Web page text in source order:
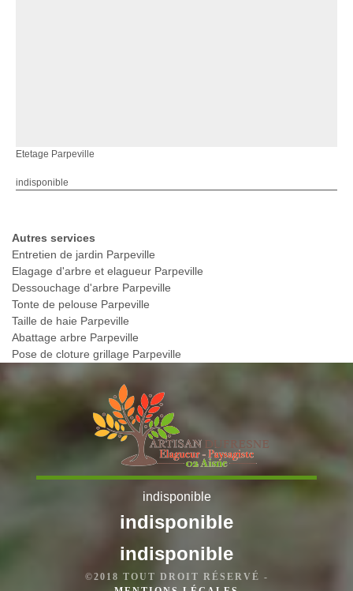
Etetage Parpeville
indisponible
Autres services
Entretien de jardin Parpeville
Elagage d'arbre et elagueur Parpeville
Dessouchage d'arbre Parpeville
Tonte de pelouse Parpeville
Taille de haie Parpeville
Abattage arbre Parpeville
Pose de cloture grillage Parpeville
indisponible
indisponible
indisponible
©2018 TOUT DROIT RÉSERVÉ -